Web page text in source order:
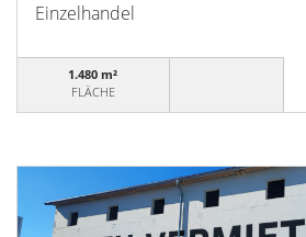
Einzelhandel
1.480 m²
FLÄCHE